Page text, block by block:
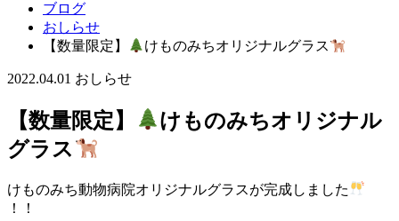
ブログ
おしらせ
【数量限定】
けものみちオリジナルグラス
2022.04.01 おしらせ
【数量限定】
けものみちオリジナル
グラス
けものみち動物病院オリジナルグラスが完成しました
！！